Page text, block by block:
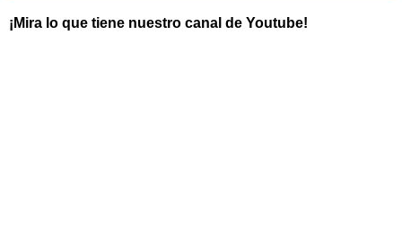
¡Mira lo que tiene nuestro canal de Youtube!